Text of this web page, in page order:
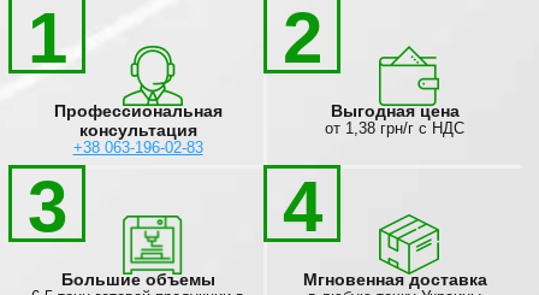
1 2
Профессиональная
консультация
+38 063-196-02-83
Выгодная цена
от 1,38 грн/г с НДС
3 4
Большие объемы Мгновенная доставка